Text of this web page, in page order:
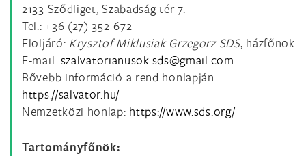
2133 Sződliget, Szabadság tér 7.
Tel.: +36 (27) 352-672
Elöljáró: Krysztof Miklusiak Grzegorz SDS, házfőnök
E-mail:
Bővebb információ a rend honlapján:
https://salvator.hu/
Nemzetközi honlap: https://www.sds.org/
Tartományfőnök: